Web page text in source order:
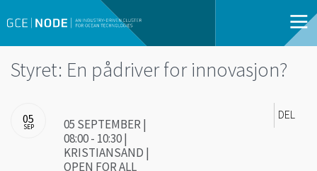
Styret: En pådriver for innovasjon?
05
SEP
05 SEPTEMBER |
08:00 - 10:30 |
KRISTIANSAND |
OPEN FOR ALL
DEL